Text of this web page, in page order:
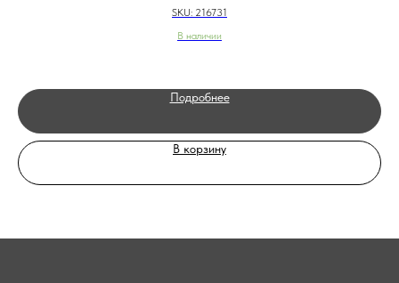
SKU: 216731
В наличии
Подробнее
В корзину